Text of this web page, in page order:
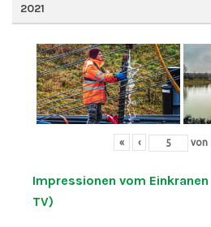
2021
« ‹ von
Impressionen vom
TV)